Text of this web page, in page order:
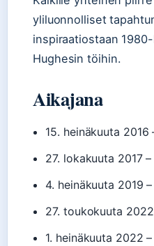
yliluonnolliset
inspiraatiostaan
Hughesin töihin.
Aikajana
15. heinäkuuta 2016
27. lokakuuta 2017–
4. heinäkuuta 2019
27. toukokuuta 2022
1. heinäkuuta 2022